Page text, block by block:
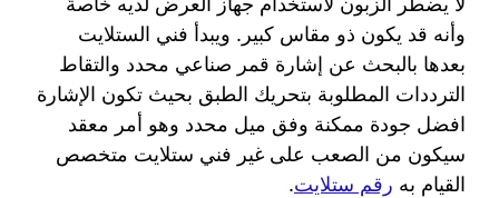
وأنه قد يكون ذو مقاس كبير. ويبدأ فني الستلايت
بعدها بالبحث عن إشارة قمر صناعي محدد والتقاط
الترددات المطلوبة بتحريك الطبق بحيث تكون الإشارة
افضل جودة ممكنة وفق ميل محدد وهو أمر معقد
سيكون من الصعب على غير فني ستلايت متخصص
القيام به رقم ستلايت.